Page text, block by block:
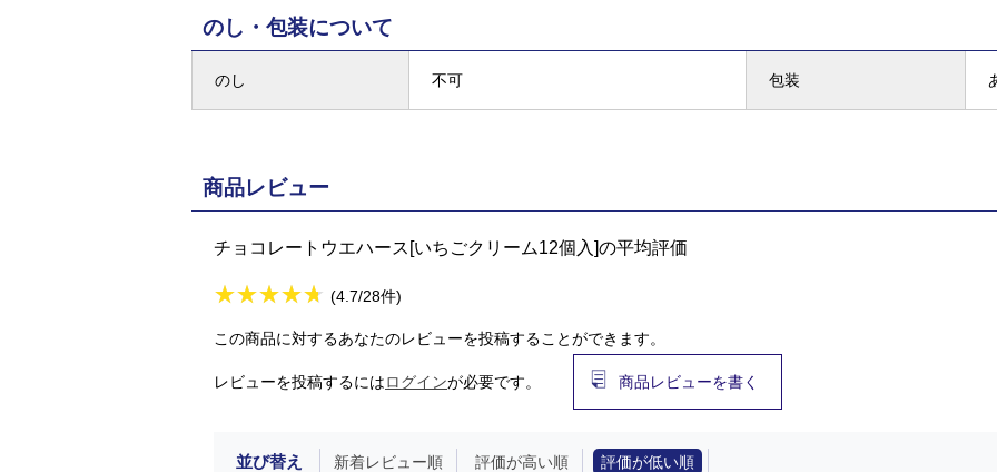
のし・包装について
のし 不可 包装
商品レビュー
チョコレートウエハース[いちごクリーム12個入]の平均評価
★★★★★
★★★★★ (4.7/28件)
この商品に対するあなたのレビューを投稿することができます。
レビューを投稿するにはログインが必要です。 商品レビューを書く
並び替え 新着レビュー順 評価が高い順 評価が低い順